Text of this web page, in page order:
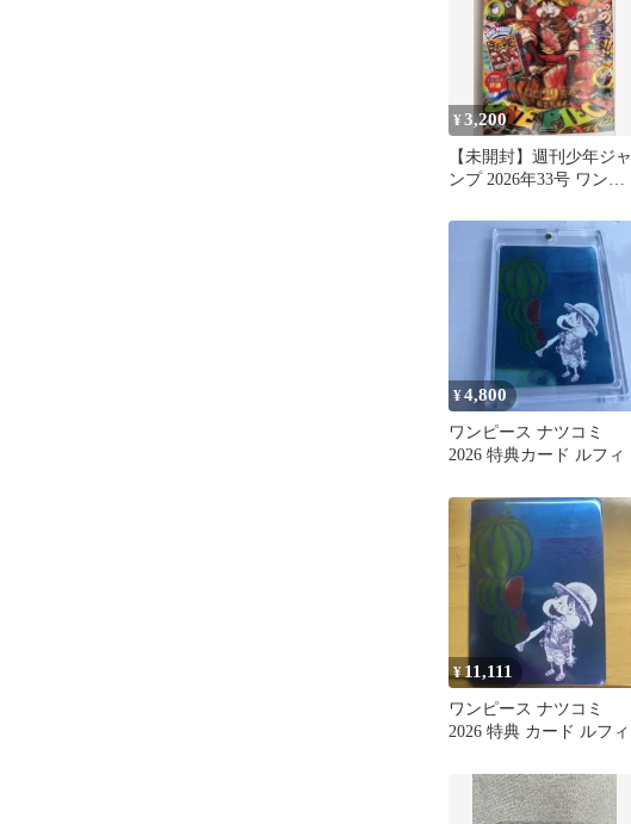
¥3,200
【未開封】週刊少年ジャ
ンプ 2026年33号 ワンピ
日発送
¥4,800
ワンピース ナツコミ
2026 特典カード ルフィ
¥11,111
ワンピース ナツコミ
2026 特典 カード ルフィ